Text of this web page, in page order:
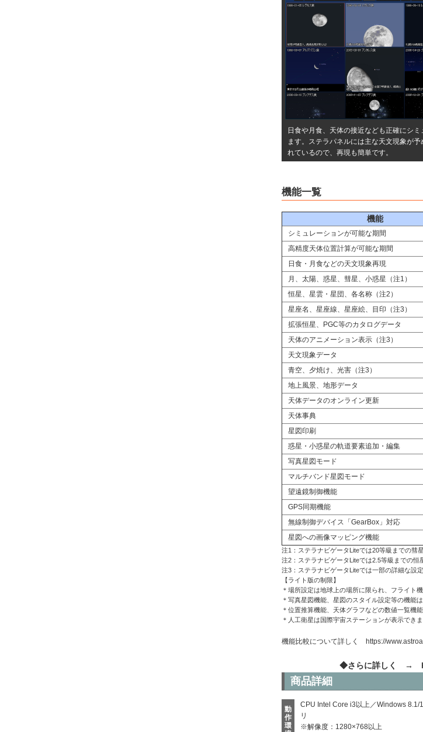
日食や月食、天体の接近なども正確にシミ
ます。ステラパネルには主な天文現象が予
れているので、再現も簡単です。
機能一覧
機能
シミュレーションが可能な期間
高精度天体位置計算が可能な期間
日食・月食などの天文現象再現
月、太陽、惑星、彗星、小惑星（注1）
恒星、星雲・星団、各名称（注2）
星座名、星座線、星座絵、目印（注3）
拡張恒星、PGC等のカタログデータ
天体のアニメーション表示（注3）
天文現象データ
青空、夕焼け、光害（注3）
地上風景、地形データ
天体データのオンライン更新
天体事典
星図印刷
惑星・小惑星の軌道要素追加・編集
写真星図モード
マルチバンド星図モード
望遠鏡制御機能
GPS同期機能
無線制御デバイス「GearBox」対応
星図への画像マッピング機能
注1：ステラナビゲータLiteでは20等級までの彗
注2：ステラナビゲータLiteでは2.5等級までの恒
注3：ステラナビゲータLiteでは一部の詳細な設定
【ライト版の制限】
＊場所設定は地球上の場所に限られ、フライト機
＊写真星図機能、星図のスタイル設定等の機能は
＊位置推算機能、天体グラフなどの数値一覧機能
＊人工衛星は国際宇宙ステーションが表示できま
機能比較について詳しく https://
◆さらに詳しく →
商品詳細
動
作
環
CPU Intel Core i3以上／Windows 8.1/
リ
※解像度：1280×768以上